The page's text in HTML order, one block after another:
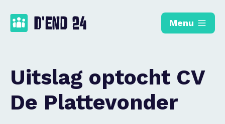
Menu
Uitslag optocht CV
De Plattevonder